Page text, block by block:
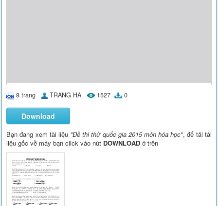
8 trang TRANG HA 1527 0
Download
Bạn đang xem tài liệu "Đề thi thử quốc gia 2015 môn hóa học", để tải tài
liệu gốc về máy bạn click vào nút DOWNLOAD ở trên